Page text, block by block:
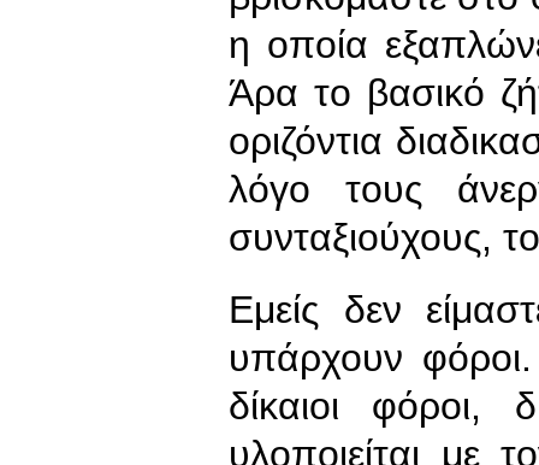
η οποία
Άρα το βασικό
οριζόντια
λόγο τους
συνταξιούχους,
Εμείς δεν
υπάρχουν
δίκαιοι φόροι,
υλοποιείται με